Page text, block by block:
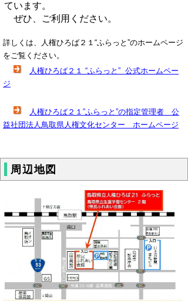
ています。
ぜひ、ご利用ください。
詳しくは、人権ひろば２１“ふらっと”のホームページ
をご覧ください。
人権ひろば２１ “ふらっと” 公式ホームペー
ジ
人権ひろば２１”ふらっと”の指定管理者 公
益社団法人鳥取県人権文化センター ホームページ
周辺地図